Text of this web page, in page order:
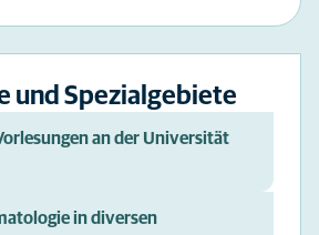
und Spezialgebiete
an der Universität
in diversen